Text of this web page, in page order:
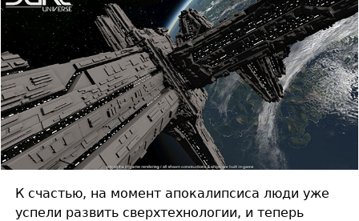
К счастью, на момент апокалипсиса люди уже
успели развить сверхтехнологии, и теперь